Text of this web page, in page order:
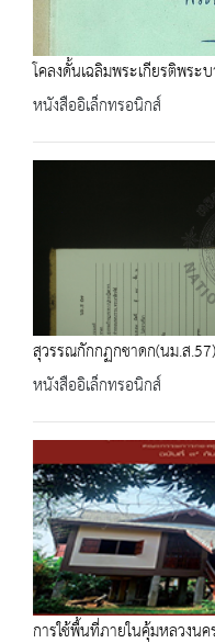
โคลงดั้นเฉลิมพระเกียรติพร
หนังสืออิเล็กทรอนิกส์
สุวรรณกักกฏกชาดก(นม.ส.57)
หนังสืออิเล็กทรอนิกส์
การใช้พื้นที่ภายในคุ้มหลวงน